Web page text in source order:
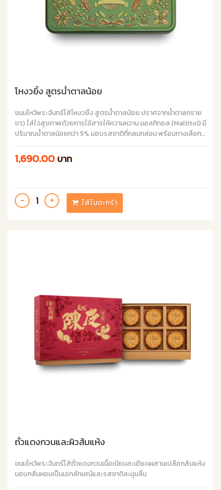
โหงวยิ้ง สูตรน้ำตาลน้อย
ขนมไหว้พระจันทร์ไส้โหงวยิ้ง สูตรน้ำตาลน้อย ปราศจากน้ำตาลทราย
ขาว ใส่ใจสุขภาพด้วยการใช้สารให้ความหวาน มอลทิทอล (Maltitol) มี
ปริมาณน้ำตาลน้อยกว่า 5% มอบรสชาติที่กลมกล่อม พร้อมทางเลือกที่
ตอบโจทย์ไลฟ์สไตล์ยุคใหม่ ประกอบไปด้วยถั่วต่างๆ 5 ชนิด เมล็ดสน,
อัลมอนด์, แมคคาเดเมีย, พีแคน และเมล็ดฟักทอง
1,690.00 บาท
ใส่ในตะกร้า
ถั่วแดงกวนและผิวส้มแห้ง
ขนมไหว้พระจันทร์ไส้ถั่วแดงกวนเนื้อเนียนละเอียดผสานเปลือกส้มแห้ง
มอบกลิ่นหอมเป็นเอกลักษณ์และรสชาติละมุนลิ้น